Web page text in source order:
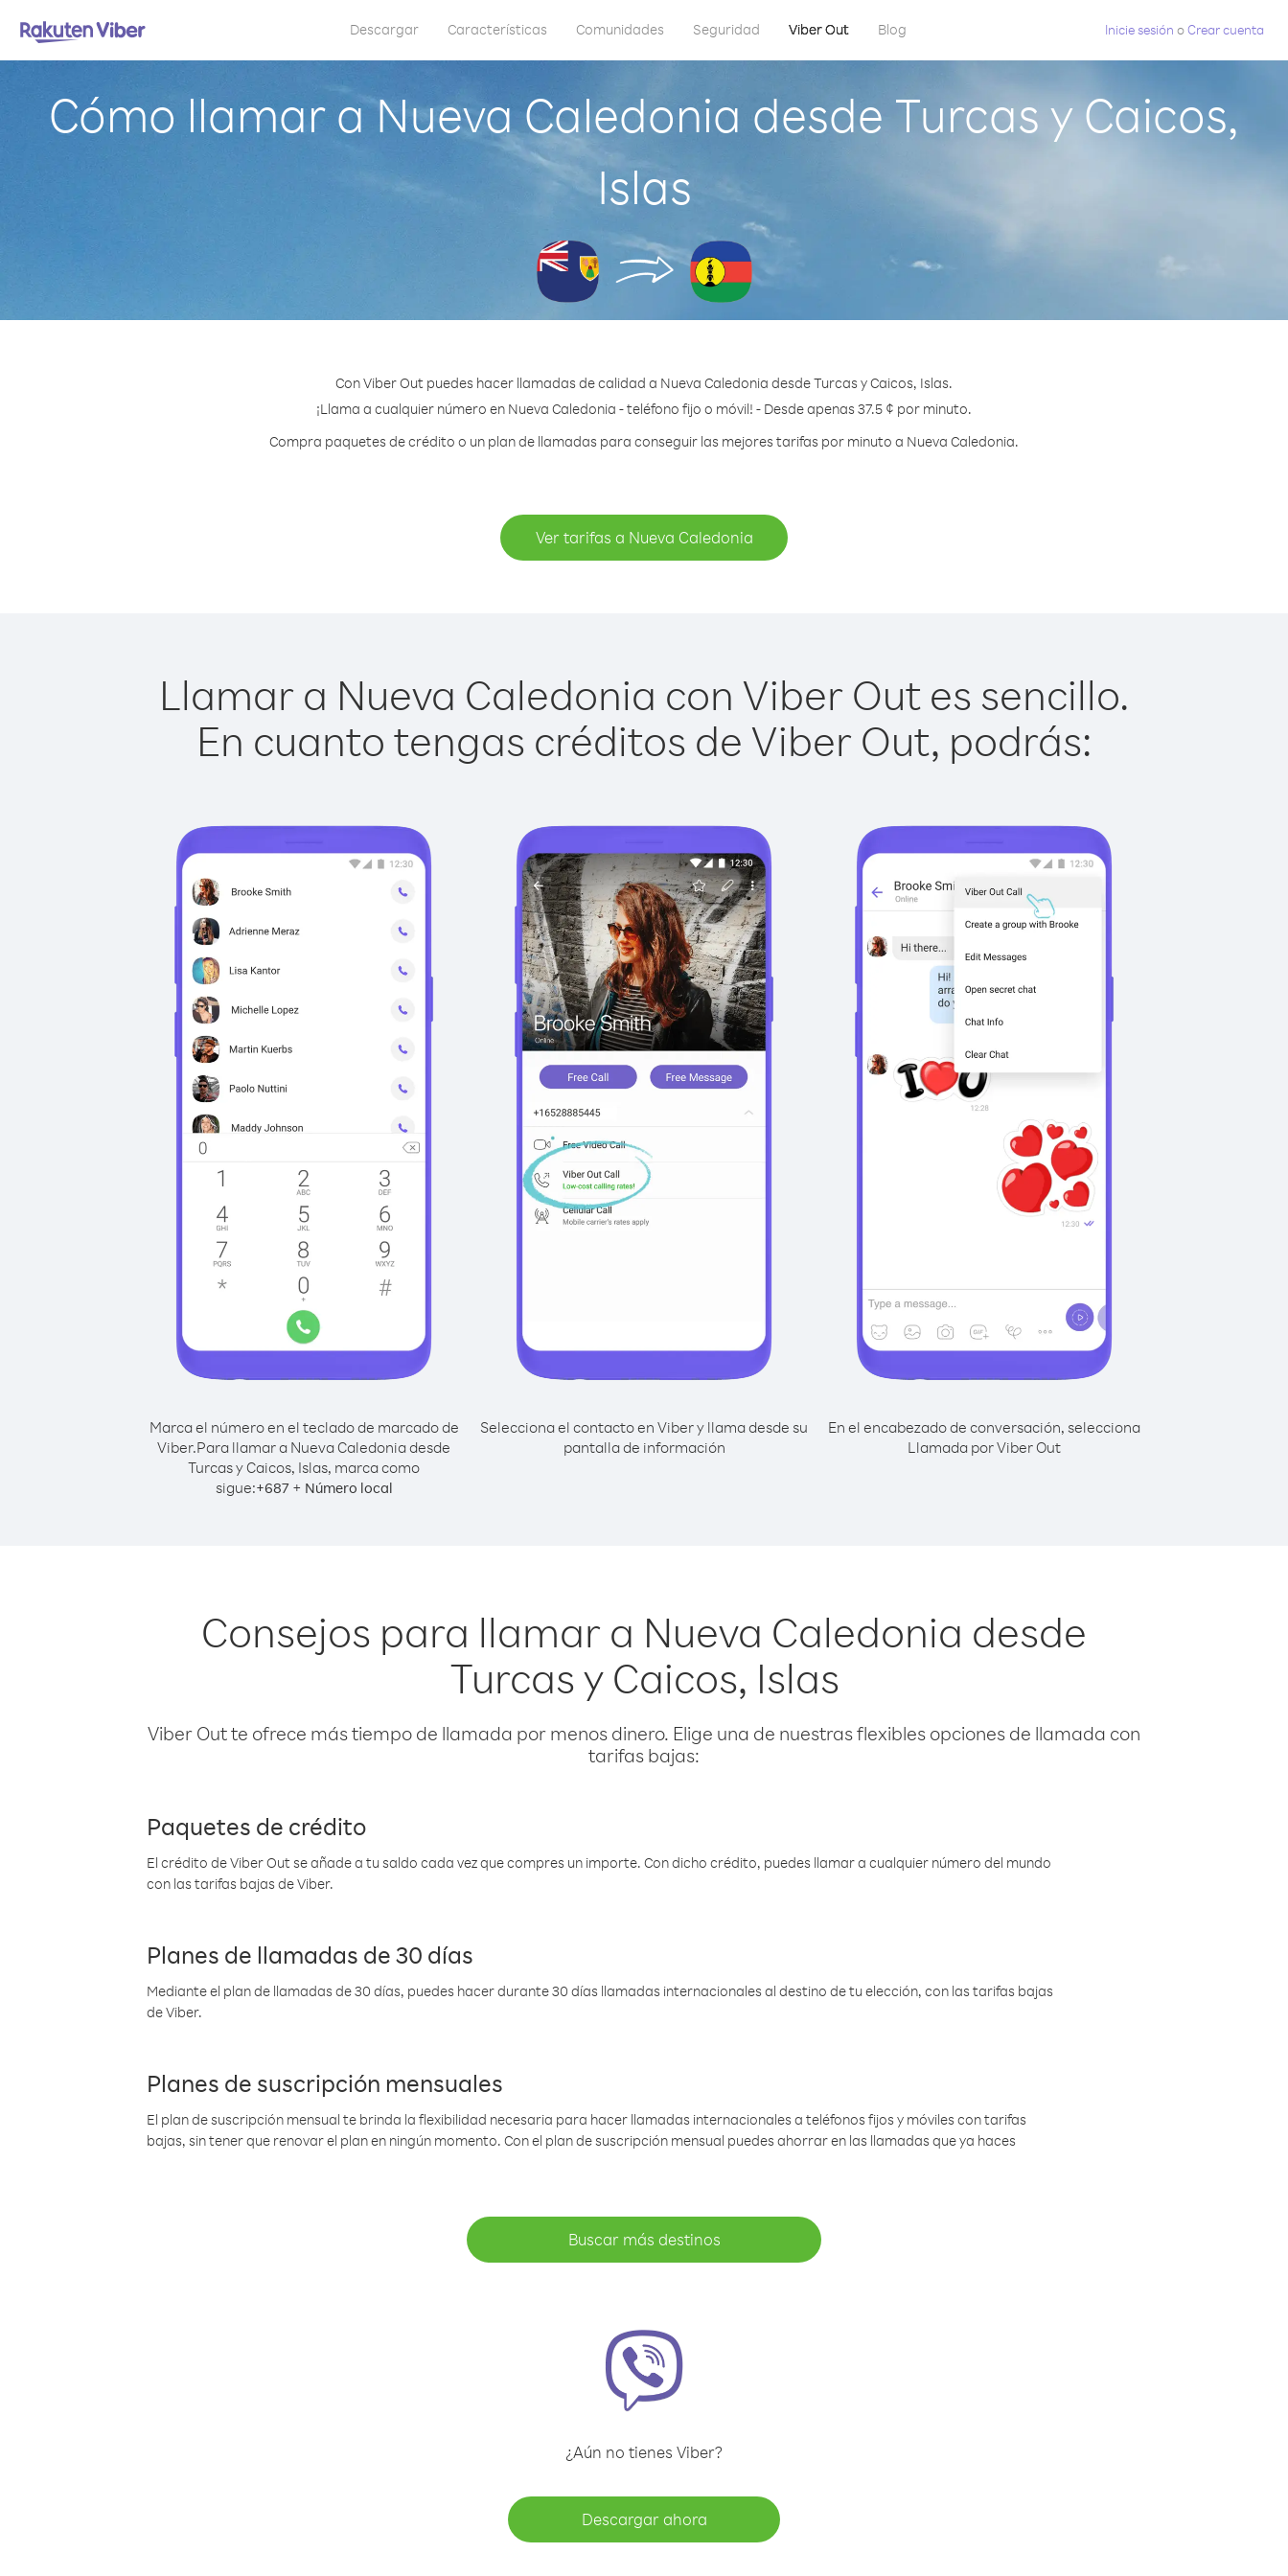
Descargar Características Comunidades Seguridad Viber Out Blog Inicie sesión oCrear cuenta
Cómo llamar a Nueva Caledonia desde Turcas y Caicos,
Islas
Con Viber Out puedes hacer llamadas de calidad a Nueva Caledonia desde Turcas y Caicos, Islas.
¡Llama a cualquier número en Nueva Caledonia - teléfono fijo o móvil! - Desde apenas 37.5 ¢ por minuto.
Compra paquetes de crédito o un plan de llamadas para conseguir las mejores tarifas por minuto a Nueva Caledonia.
Ver tarifas a Nueva Caledonia
Llamar a Nueva Caledonia con Viber Out es sencillo.
En cuanto tengas créditos de Viber Out, podrás:
Marca el número en el teclado de marcado de
Viber.Para llamar a Nueva Caledonia desde
Turcas y Caicos, Islas, marca como
sigue:+687+ Número local
Selecciona el contacto en Viber y llama desde su
pantalla de información
En el encabezado de conversación, selecciona
Llamada por Viber Out
Consejos para llamar a Nueva Caledonia desde
Turcas y Caicos, Islas
Viber Out te ofrece más tiempo de llamada por menos dinero. Elige una de nuestras flexibles opciones de llamada con
tarifas bajas:
Paquetes de crédito
El crédito de Viber Out se añade a tu saldo cada vez que compres un importe. Con dicho crédito, puedes llamar a cualquier número del mundo
con las tarifas bajas de Viber.
Planes de llamadas de 30 días
Mediante el plan de llamadas de 30 días, puedes hacer durante 30 días llamadas internacionales al destino de tu elección, con las tarifas bajas
de Viber.
Planes de suscripción mensuales
El plan de suscripción mensual te brinda la flexibilidad necesaria para hacer llamadas internacionales a teléfonos fijos y móviles con tarifas
bajas, sin tener que renovar el plan en ningún momento. Con el plan de suscripción mensual puedes ahorrar en las llamadas que ya haces
Buscar más destinos
¿Aún no tienes Viber?
Descargar ahora